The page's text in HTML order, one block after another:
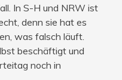
In S-H und NRW ist
denn sie hat es
was falsch läuft.
beschäftigt und
noch in